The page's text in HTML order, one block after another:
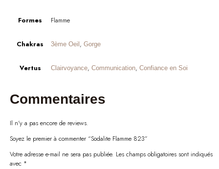
Formes Flamme
Chakras 3ème Oeil , Gorge
Vertus Clairvoyance, Communication, Confiance en Soi
Commentaires
Il n'y a pas encore de reviews.
Soyez le premier à commenter “Sodalite Flamme 823”
Votre adresse e-mail ne sera pas publiée. Les champs obligatoires sont indiqués
avec *